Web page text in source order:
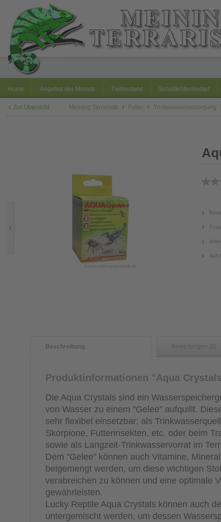
Home Angebot des Monats Tierbestand Schildkrötenbedarf
Zur Übersicht Meining Terraristik Futter Trinkwasserversorgung
Auf
Beschreibung Bewertungen (0)
Produktinformationen "Aqua
Die Aqua Crystals sind ein
von Wasser zu einem "Gelee" aufquillt.
sehr flexibel einsetzbar; als
Skorpione, Futterinsekten, etc. oder beim
sowie als Langzeit-Trinkwasservorrat im
Dem "Gelee" können auch Vitamine,
beigemengt werden, um diese wichtigen
verabreichen zu können und eine optimale
gewährleisten.
Lucky Reptile Aqua Crystals können auch
untergemischt werden, um dessen